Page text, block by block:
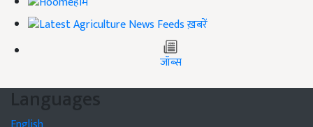
ख़बरें
जॉब्स
Languages